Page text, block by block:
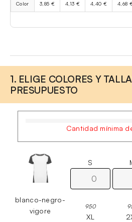
Color 3,85 € 4,13 € 4,40 € 4,68
1. ELIGE COLORES Y
PRESUPUESTO
Cantidad mínima
blanco-negro-
vigore
S
950
XL